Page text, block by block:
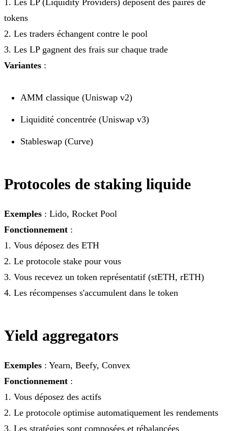
tokens
2. Les traders échangent contre le pool
3. Les LP gagnent des frais sur chaque trade
Variantes :
AMM classique (Uniswap v2)
Liquidité concentrée (Uniswap v3)
Stableswap (Curve)
Protocoles de staking liquide
Exemples : Lido, Rocket Pool
Fonctionnement :
1. Vous déposez des ETH
2. Le protocole stake pour vous
3. Vous recevez un token représentatif (stETH, rETH)
4. Les récompenses s'accumulent dans le token
Yield aggregators
Exemples : Yearn, Beefy, Convex
Fonctionnement :
1. Vous déposez des actifs
2. Le protocole optimise automatiquement les rendements
3. Les stratégies sont composées et rébalancées